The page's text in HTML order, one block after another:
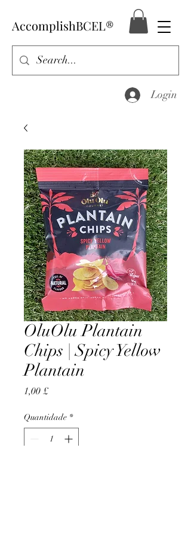
AccomplishBCEL®
Login
OluOlu Plantain
Chips | Spicy Yellow
Plantain
1,00 £Preço
Quantidade *